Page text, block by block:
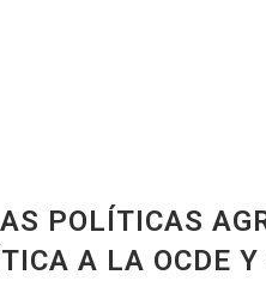
POLÍTICAS
A LA OCDE